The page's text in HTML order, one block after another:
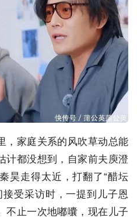
，家庭关系的风吹草动总能
计都没想到，自家前夫庾澄
昊走得太近，打翻了“醋坛
受采访时，一提到儿子恩
不止一次地嘟囔，现在儿子